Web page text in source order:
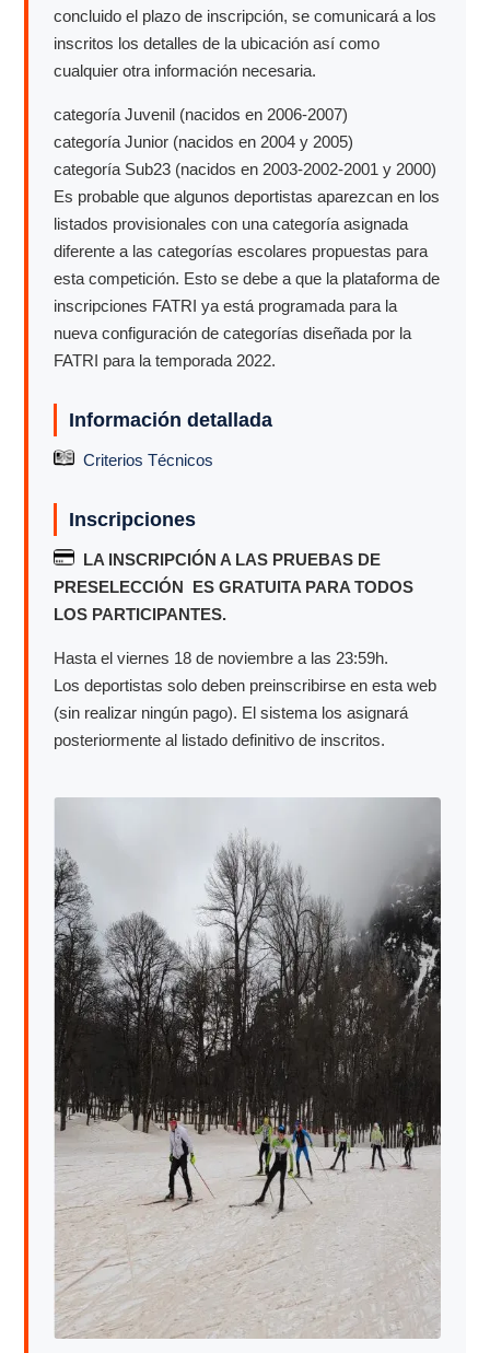
concluido el plazo de inscripción, se comunicará a los
inscritos los detalles de la ubicación así como
cualquier otra información necesaria.
categoría Juvenil (nacidos en 2006-2007)
categoría Junior (nacidos en 2004 y 2005)
categoría Sub23 (nacidos en 2003-2002-2001 y 2000)
Es probable que algunos deportistas aparezcan en los
listados provisionales con una categoría asignada
diferente a las categorías escolares propuestas para
esta competición. Esto se debe a que la plataforma de
inscripciones FATRI ya está programada para la
nueva configuración de categorías diseñada por la
FATRI para la temporada 2022.
Información detallada
Criterios Técnicos
Inscripciones
LA INSCRIPCIÓN A LAS PRUEBAS DE
PRESELECCIÓN ES GRATUITA PARA TODOS
LOS PARTICIPANTES.
Hasta el viernes 18 de noviembre a las 23:59h.
Los deportistas solo deben preinscribirse en esta web
(sin realizar ningún pago). El sistema los asignará
posteriormente al listado definitivo de inscritos.